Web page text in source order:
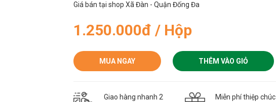
Giá bán tại shop Xã Đàn - Quận Đống Đa
1.250.000đ / Hộp
MUA NGAY THÊM VÀO GIỎ
Giao hàng nhanh 2
Miễn phí thiệp chúc